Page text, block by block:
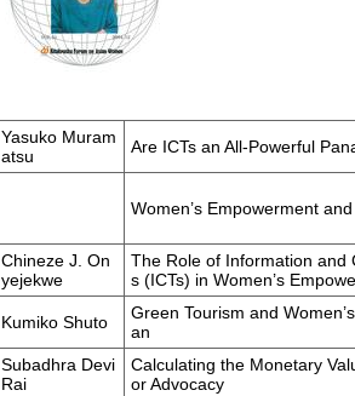
Yasuko Muram
atsu
Are ICTs an All-Powerful
Women’s Empowerment
Chineze J. On
yejekwe
The Role of Information and
s (ICTs) in Women’s
Kumiko Shuto
Green Tourism and
an
Subadhra Devi
Rai
Calculating the Monetary
or Advocacy